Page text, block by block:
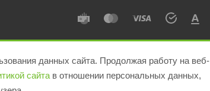
данных сайта. Продолжая работу на веб-
сайта в отношении персональных данных,